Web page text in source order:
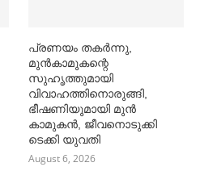
പ്രണയം തകര്‍ന്നു,
മുൻകാമുകന്റെ
സുഹൃത്തുമായി
വിവാഹത്തിനൊരുങ്ങി,
ഭീഷണിയുമായി മുൻ
കാമുകൻ, ജീവനൊടുക്കി
ടെക്കി യുവതി
August 6, 2026